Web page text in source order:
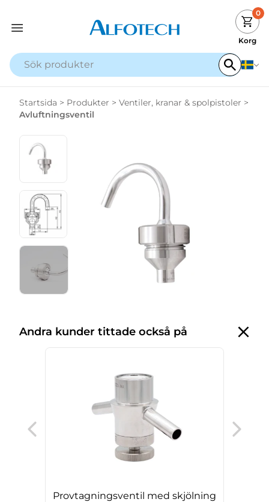
0
Korg
Startsida > Produkter > Ventiler, kranar & spolpistoler >
Avluftningsventil
Andra kunder tittade också på
Provtagningsventil med skjölning